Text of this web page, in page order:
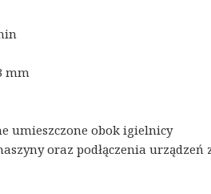
mm
umieszczone obok igielnicy
oraz podłączenia urządzeń